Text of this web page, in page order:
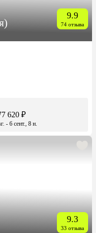
9.9
74 отзыва
620 ₽
- 6 сент., 8 н.
9.3
33 отзыва